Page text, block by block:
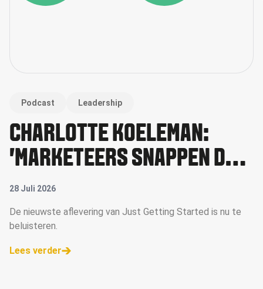
Podcast Leadership
CHARLOTTE KOELEMAN:
'MARKETEERS SNAPPEN DE
WAARDE VAN MICRO-
CREATORS NU BETER'
28 Juli 2026
De nieuwste aflevering van Just Getting Started is nu te
beluisteren.
Lees verder